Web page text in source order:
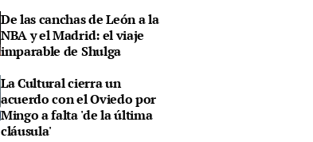
De las canchas de León a la
NBA y el Madrid: el viaje
imparable de Shulga
La Cultural cierra un
acuerdo con el Oviedo por
Mingo a falta 'de la última
cláusula'